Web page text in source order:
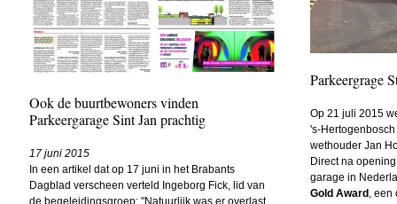
Ook de buurtbewoners vinden
Parkeergarage Sint Jan prachtig
17 juni 2015
In een artikel dat op 17 juni in het Brabants
Dagblad verscheen verteld Ingeborg Fick, lid van
de begeleidingsgroep: "Natuurlijk was er overlast.
Parkeergrage
Op 21 juli 2015
's-
wethouder Jan
Direct na
garage in
Gold Award , een